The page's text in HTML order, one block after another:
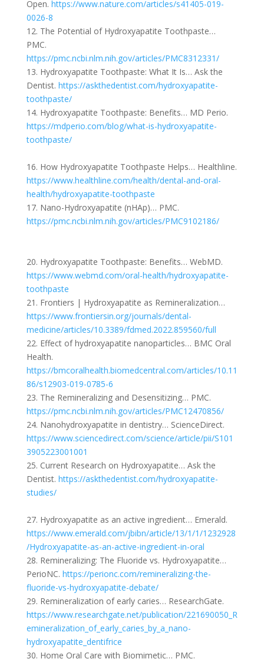
Open. https://www.nature.com/articles/s41405-019-
0026-8
12. The Potential of Hydroxyapatite Toothpaste…
PMC.
https://pmc.ncbi.nlm.nih.gov/articles/PMC8312331/
13. Hydroxyapatite Toothpaste: What It Is… Ask the
Dentist. https://askthedentist.com/hydroxyapatite-
toothpaste/
14. Hydroxyapatite Toothpaste: Benefits… MD Perio.
https://mdperio.com/blog/what-is-hydroxyapatite-
toothpaste/
16. How Hydroxyapatite Toothpaste Helps… Healthline.
https://www.healthline.com/health/dental-and-oral-
health/hydroxyapatite-toothpaste
17. Nano-Hydroxyapatite (nHAp)… PMC.
https://pmc.ncbi.nlm.nih.gov/articles/PMC9102186/
20. Hydroxyapatite Toothpaste: Benefits… WebMD.
https://www.webmd.com/oral-health/hydroxyapatite-
toothpaste
21. Frontiers | Hydroxyapatite as Remineralization…
https://www.frontiersin.org/journals/dental-
medicine/articles/10.3389/fdmed.2022.859560/full
22. Effect of hydroxyapatite nanoparticles… BMC Oral
Health.
https://bmcoralhealth.biomedcentral.com/articles/10.11
86/s12903-019-0785-6
23. The Remineralizing and Desensitizing… PMC.
https://pmc.ncbi.nlm.nih.gov/articles/PMC12470856/
24. Nanohydroxyapatite in dentistry… ScienceDirect.
https://www.sciencedirect.com/science/article/pii/S101
3905223001001
25. Current Research on Hydroxyapatite… Ask the
Dentist. https://askthedentist.com/hydroxyapatite-
studies/
27. Hydroxyapatite as an active ingredient… Emerald.
https://www.emerald.com/jbibn/article/13/1/1/1232928
/Hydroxyapatite-as-an-active-ingredient-in-oral
28. Remineralizing: The Fluoride vs. Hydroxyapatite…
PerioNC. https://perionc.com/remineralizing-the-
fluoride-vs-hydroxyapatite-debate/
29. Remineralization of early caries… ResearchGate.
https://www.researchgate.net/publication/221690050_R
emineralization_of_early_caries_by_a_nano-
hydroxyapatite_dentifrice
30. Home Oral Care with Biomimetic… PMC.